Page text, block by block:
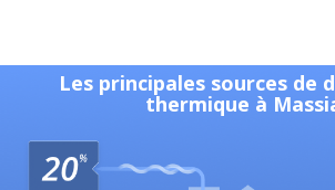
Les principales sources de
thermique à